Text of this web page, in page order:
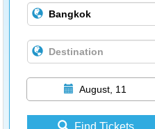
August, 11
Find Tickets